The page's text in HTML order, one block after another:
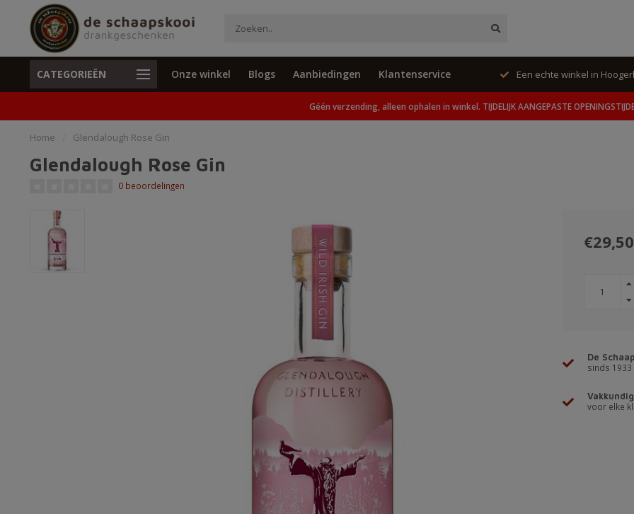
CATEGORIEËN Onze winkel Blogs Aanbiedingen Klantenservice
Unieke cadeaus en specials Geen verzending, alleen ophalen in winkel. Een echte winkel in
Géén verzending, alleen ophalen in winkel. TIJDELIJK AANGEPASTE
Home Glendalough Rose Gin
Glendalough Rose Gin
0 beoordelingen
€29,50
De
sinds 1933
voor elke